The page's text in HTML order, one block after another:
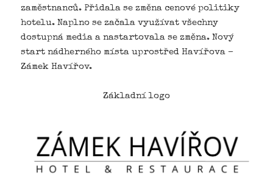
zaměstnanců. Přidala se změna cenové politiky
hotelu. Naplno se začala využívat všechny
dostupná media a nastartovala se změna. Nový
start nádherného místa uprostřed Havířova –
Zámek Havířov.
Základní logo